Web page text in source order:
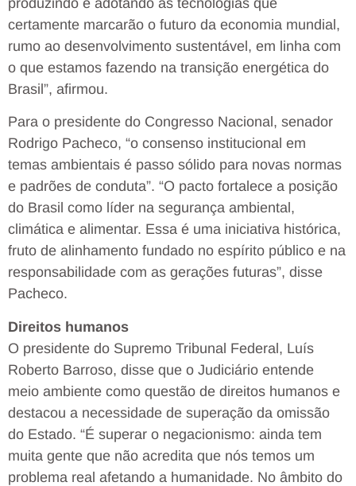
produzindo e adotando as tecnologias que
certamente marcarão o futuro da economia mundial,
rumo ao desenvolvimento sustentável, em linha com
o que estamos fazendo na transição energética do
Brasil”, afirmou.
Para o presidente do Congresso Nacional, senador
Rodrigo Pacheco, “o consenso institucional em
temas ambientais é passo sólido para novas normas
e padrões de conduta”. “O pacto fortalece a posição
do Brasil como líder na segurança ambiental,
climática e alimentar. Essa é uma iniciativa histórica,
fruto de alinhamento fundado no espírito público e na
responsabilidade com as gerações futuras”, disse
Pacheco.
Direitos humanos
O presidente do Supremo Tribunal Federal, Luís
Roberto Barroso, disse que o Judiciário entende
meio ambiente como questão de direitos humanos e
destacou a necessidade de superação da omissão
do Estado. “É superar o negacionismo: ainda tem
muita gente que não acredita que nós temos um
problema real afetando a humanidade. No âmbito do